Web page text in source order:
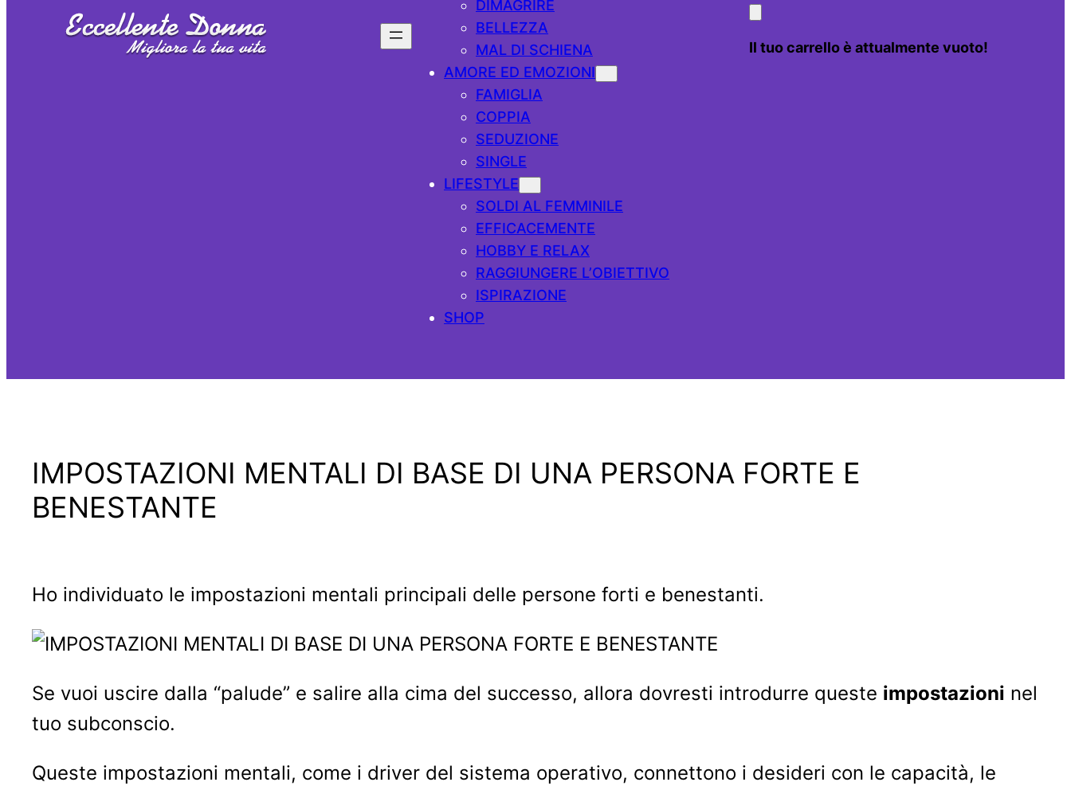
DIMAGRIRE
BELLEZZA
MAL DI SCHIENA
AMORE ED EMOZIONI
FAMIGLIA
COPPIA
SEDUZIONE
SINGLE
LIFESTYLE
SOLDI AL FEMMINILE
EFFICACEMENTE
HOBBY E RELAX
RAGGIUNGERE L’OBIETTIVO
ISPIRAZIONE
SHOP
Il tuo carrello è attualmente vuoto!
IMPOSTAZIONI MENTALI DI BASE DI UNA PERSONA FORTE E
BENESTANTE
Ho individuato le impostazioni mentali principali delle persone forti e benestanti.
Se vuoi uscire dalla “palude” e salire alla cima del successo, allora dovresti introdurre queste impostazioni nel
tuo subconscio.
Queste impostazioni mentali, come i driver del sistema operativo, connettono i desideri con le capacità, le